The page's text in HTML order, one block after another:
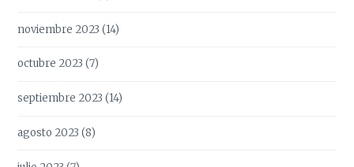
noviembre 2023 (14)
octubre 2023 (7)
septiembre 2023 (14)
agosto 2023 (8)